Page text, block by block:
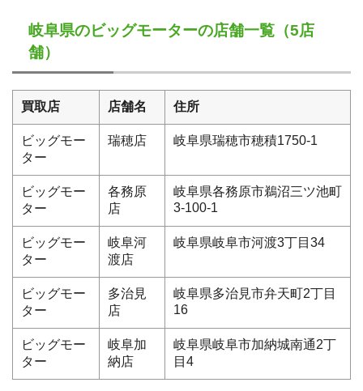
岐阜県のビッグモーターの店舗一覧（5店
舗）
買取店 店舗名 住所
ビッグモー
ター
瑞穂店 岐阜県瑞穂市穂積1750-1
ビッグモー
ター
各務原
店
岐阜県各務原市鵜沼三ツ池町
3-100-1
ビッグモー
ター
岐阜河
渡店
岐阜県岐阜市河渡3丁目34
ビッグモー
ター
多治見
店
岐阜県多治見市弁天町2丁目
16
ビッグモー
ター
岐阜加
納店
岐阜県岐阜市加納城南通2丁
目4